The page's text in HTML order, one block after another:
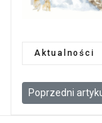
Aktualności
Poprzedni
Poprzedni